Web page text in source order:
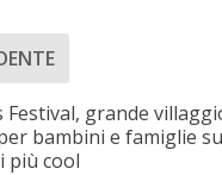
Festival, grande
bambini e famiglie
più cool